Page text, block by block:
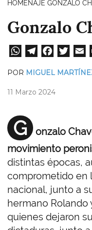
HOMENAJE GONZALO
Gonzalo
W
A
pp
Te
a
Fa
ok
wi
POR MIGUEL
11 Marzo 2024
G
onzalo
movimiento
distintas épocas,
comprometido en
nacional, junto a
hermano Rolando
quienes dejaron